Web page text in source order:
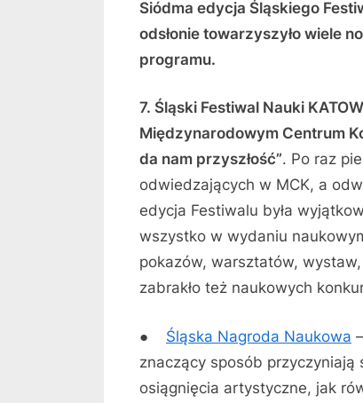
Siódma edycja Śląskiego
odsłonie towarzyszyło wiele
programu.
7. Śląski Festiwal Nauki
Międzynarodowym Centrum
da nam przyszłość”. Po raz
odwiedzających w MCK, a
edycja Festiwalu była
wszystko w wydaniu
pokazów, warsztatów,
zabrakło też naukowych
● Śląska Nagroda Naukowa
znaczący sposób
osiągnięcia artystyczne, jak